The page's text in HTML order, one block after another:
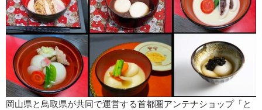
岡山県と鳥取県が共同で運営する首都圏アンテナショップ「と